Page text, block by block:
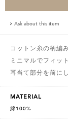
Ask about this item
コットン糸の柄編
ミニマルでフィッ
耳当て部分を前に
MATERIAL
綿100%